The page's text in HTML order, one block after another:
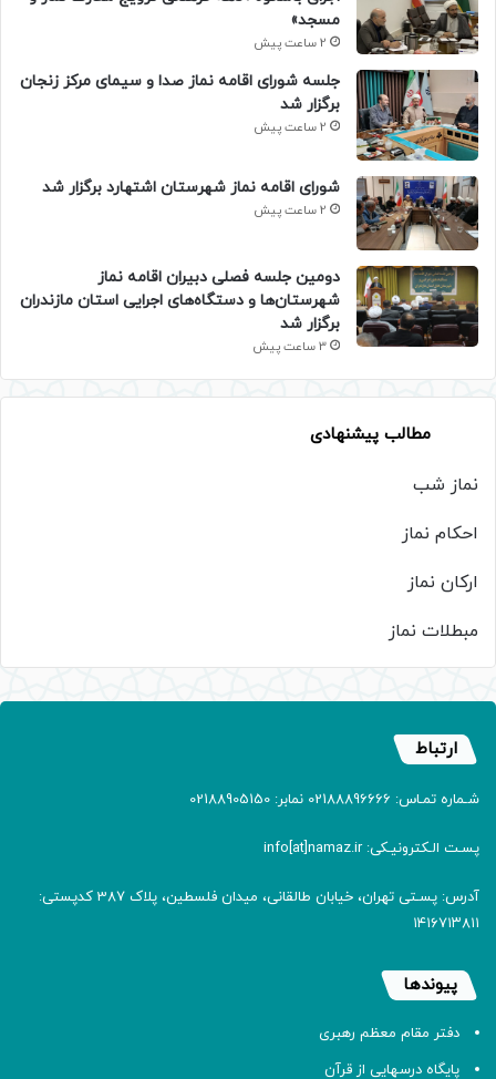
مسجد»
2 ساعت پیش
جلسه شورای اقامه نماز صدا و سیمای مرکز زنجان
برگزار شد
2 ساعت پیش
شورای اقامه نماز شهرستان اشتهارد برگزار شد
2 ساعت پیش
دومین جلسه فصلی دبیران اقامه نماز
شهرستان‌ها و دستگاه‌های اجرایی استان مازندران
برگزار شد
3 ساعت پیش
مطالب پیشنهادی
نماز شب
احکام نماز
ارکان نماز
مبطلات نماز
ارتباط
شـماره تمـاس: 02188896666 نمابر: 02188905150
پسـت الـکترونیـکی: info[at]namaz.ir
آدرس: پسـتی تهران، خیابان طالقانی، میدان فلسطین، پلاک 387 کدپستی:
۱۴۱۶۷۱۳۸۱۱
پیوندها
دفتر مقام معظم رهبری
پایگاه درسهایی از قرآن